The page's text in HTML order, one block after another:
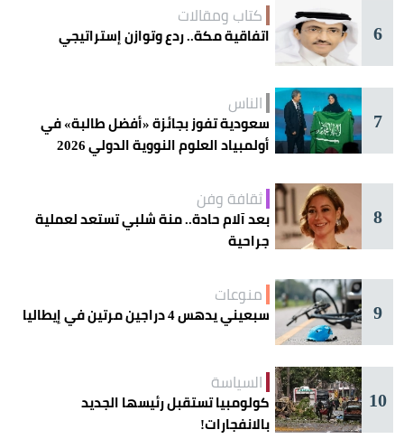
6
كتاب ومقالات
اتفاقية مكة.. ردع وتوازن إستراتيجي
7
الناس
سعودية تفوز بجائزة «أفضل طالبة» في
أولمبياد العلوم النووية الدولي 2026
8
ثقافة وفن
بعد آلام حادة.. منة شلبي تستعد لعملية
جراحية
9
منوعات
سبعيني يدهس 4 دراجين مرتين في إيطاليا
10
السياسة
كولومبيا تستقبل رئيسها الجديد
بالانفجارات!